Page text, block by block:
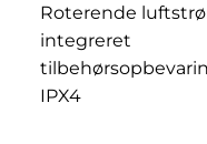
Roterende
integreret
IPX4